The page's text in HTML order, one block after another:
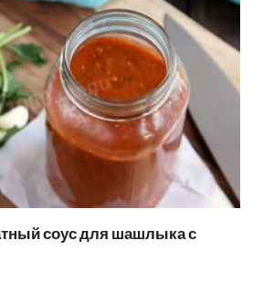
соус для шашлыка с